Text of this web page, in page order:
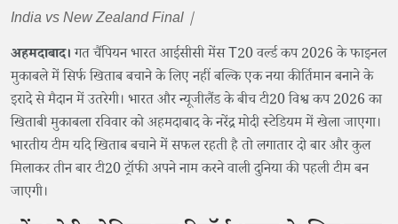
India vs New Zealand Final |
अहमदाबाद।गत चैंपियन भारत आईसीसी मेंस T20 वर्ल्ड कप 2026 के फाइनल
मुकाबले में सिर्फ खिताब बचाने के लिए नहीं बल्कि एक नया कीर्तिमान बनाने के
इरादे से मैदान में उतरेगी। भारत और न्यूजीलैंड के बीच टी20 विश्व कप 2026 का
खिताबी मुकाबला रविवार को अहमदाबाद के नरेंद्र मोदी स्टेडियम में खेला जाएगा।
भारतीय टीम यदि खिताब बचाने में सफल रहती है तो लगातार दो बार और कुल
मिलाकर तीन बार टी20 ट्रॉफी अपने नाम करने वाली दुनिया की पहली टीम बन
जाएगी।